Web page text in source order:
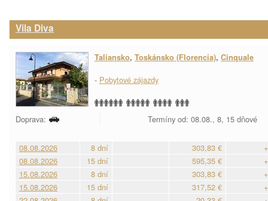
Vila Diva
Taliansko, Toskánsko (Florencia), Cinquale
- Pobytové zájazdy
Doprava: Termíny od: 08.08., 8, 15 dňové
08.08.2026 8 dní 303,83 €
08.08.2026
15 dní 595,35 €
15.08.2026
8 dní 303,83 €
15.08.2026
15 dní 317,52 €